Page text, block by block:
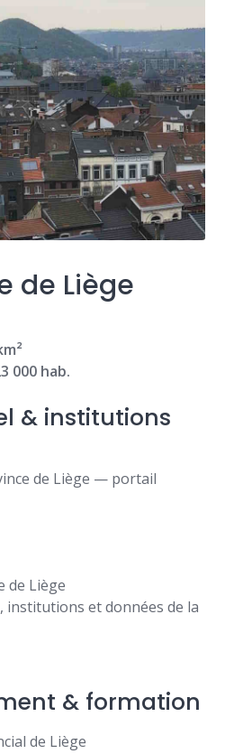
de Liège
000 hab.
& institutions
de Liège — portail
de Liège
institutions et données de la
& formation
de Liège